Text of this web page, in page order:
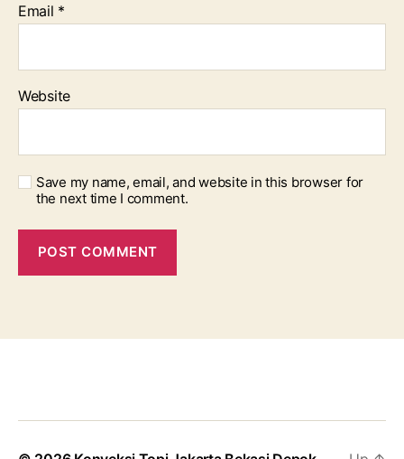
Email *
Website
Save my name, email, and website in this browser for
the next time I comment.